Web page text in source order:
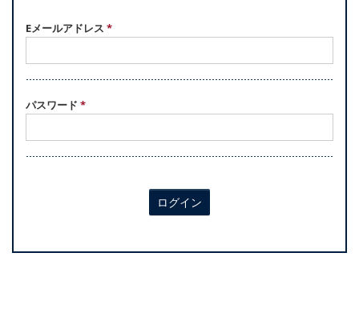
Eメールアドレス *
パスワード *
ログイン